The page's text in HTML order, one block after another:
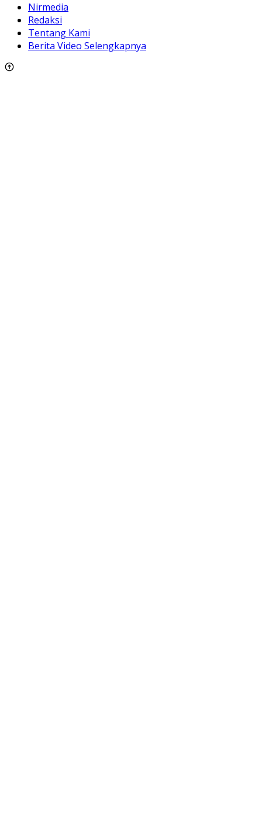
Nirmedia
Redaksi
Tentang Kami
Berita Video Selengkapnya